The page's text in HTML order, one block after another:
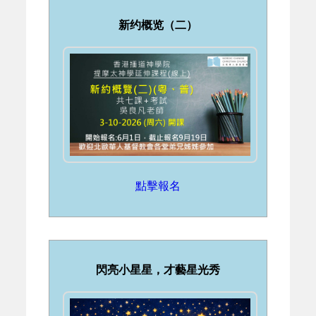
新约概览（二）
點擊報名
閃亮小星星，才藝星光秀